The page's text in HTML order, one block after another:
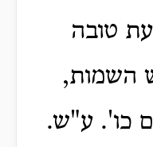
טובה
השמות,
כו'. ע"ש.